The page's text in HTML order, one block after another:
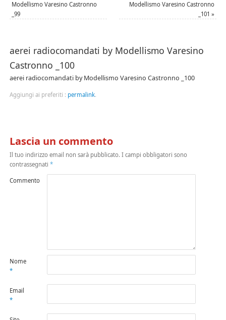
Modellismo Varesino Castronno
_99
Modellismo Varesino Castronno
_101 »
aerei radiocomandati by Modellismo Varesino
Castronno _100
aerei radiocomandati by Modellismo Varesino Castronno _100
Aggiungi ai preferiti : permalink.
Lascia un commento
Il tuo indirizzo email non sarà pubblicato. I campi obbligatori sono
contrassegnati *
Commento
Nome
*
Email
*